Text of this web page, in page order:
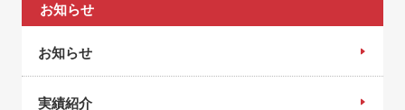
お知らせ
お知らせ
実績紹介